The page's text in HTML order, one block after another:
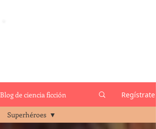
Blog de ciencia ficción Regístrate
Superhéroes